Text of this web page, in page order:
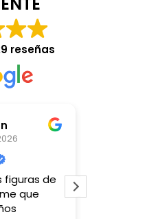
reseñas
Un resultado increíble y
en muy poco tiempo,
muy agradecida.